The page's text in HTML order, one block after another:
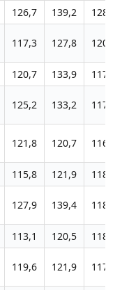
126,7 139,2
128,0
117,3 127,8 120,2
120,7 133,9
117,7
125,2 133,2 117,6
121,8 120,7 116,3
115,8 121,9
118,7
127,9 139,4 118,4
113,1 120,5
118,6
119,6 121,9 117,5